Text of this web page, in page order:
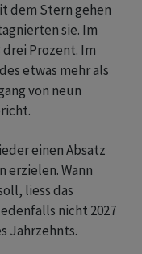
dem Stern gehen
sie. Im
drei Prozent. Im
etwas mehr als
von neun
einen Absatz
erzielen. Wann
liess das
nicht 2027
Jahrzehnts.